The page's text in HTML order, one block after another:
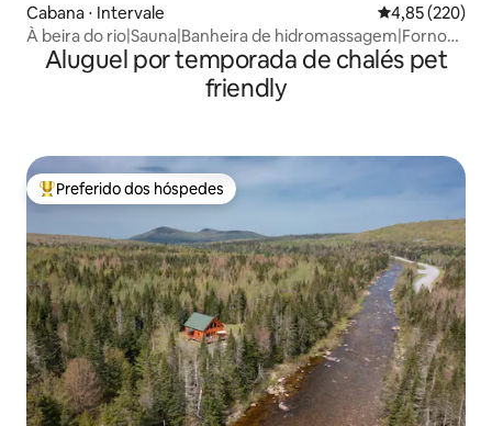
Cabana ⋅ Intervale 4,85 de uma
4,85 (220)
À beira do rio|Sauna|Banheira de hidromassagem|Forno
de pizza|Cães
Aluguel por temporada de chalés pet
friendly
Entre os melhores preferidos dos hóspedes
Preferido dos hóspedes